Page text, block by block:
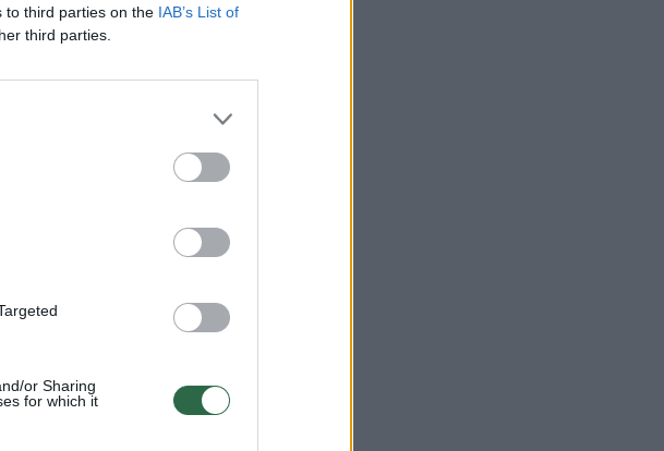
to third parties on the IAB’s List of
third parties.
or Sharing
for which it